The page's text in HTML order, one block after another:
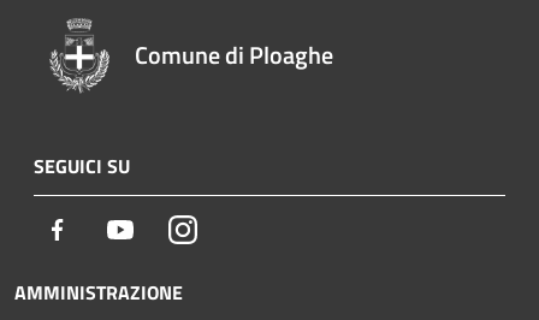
Comune di Ploaghe
SEGUICI SU
Facebook YoutubeInstagram
AMMINISTRAZIONE